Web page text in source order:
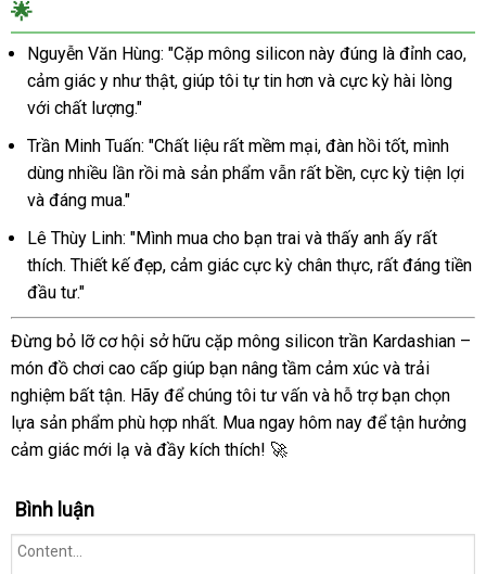
🌟
Nguyễn Văn Hùng: "Cặp mông silicon này đúng là đỉnh cao,
cảm giác y như thật, giúp tôi tự tin hơn và cực kỳ hài lòng
với chất lượng."
Trần Minh Tuấn: "Chất liệu rất mềm mại, đàn hồi tốt, mình
dùng nhiều lần rồi mà sản phẩm vẫn rất bền, cực kỳ tiện lợi
và đáng mua."
Lê Thùy Linh: "Mình mua cho bạn trai và thấy anh ấy rất
thích. Thiết kế đẹp, cảm giác cực kỳ chân thực, rất đáng tiền
đầu tư."
Đừng bỏ lỡ cơ hội sở hữu cặp mông silicon trần Kardashian –
món đồ chơi cao cấp giúp bạn nâng tầm cảm xúc và trải
nghiệm bất tận. Hãy để chúng tôi tư vấn và hỗ trợ bạn chọn
lựa sản phẩm phù hợp nhất. Mua ngay hôm nay để tận hưởng
cảm giác mới lạ và đầy kích thích! 🚀
Bình luận